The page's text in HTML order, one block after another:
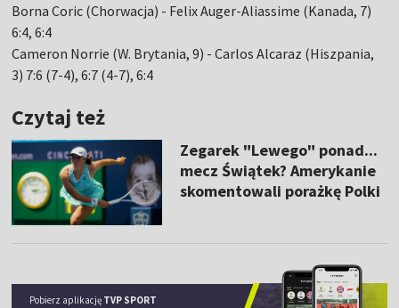
Borna Coric (Chorwacja) - Felix Auger-Aliassime (Kanada, 7)
6:4, 6:4
Cameron Norrie (W. Brytania, 9) - Carlos Alcaraz (Hiszpania,
3) 7:6 (7-4), 6:7 (4-7), 6:4
Czytaj też
Zegarek "Lewego" ponad...
mecz Świątek? Amerykanie
skomentowali porażkę Polki
Pobierz aplikację TVP SPORT